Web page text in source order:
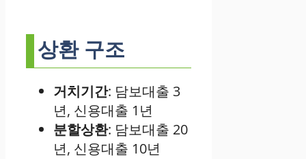
상환 구조
거치기간: 담보대출 3
년, 신용대출 1년
분할상환: 담보대출 20
년, 신용대출 10년